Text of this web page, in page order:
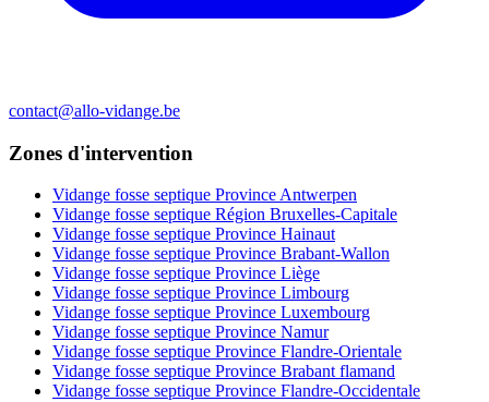
contact@allo-vidange.be
Zones d'intervention
Vidange fosse septique Province Antwerpen
Vidange fosse septique Région Bruxelles-Capitale
Vidange fosse septique Province Hainaut
Vidange fosse septique Province Brabant-Wallon
Vidange fosse septique Province Liège
Vidange fosse septique Province Limbourg
Vidange fosse septique Province Luxembourg
Vidange fosse septique Province Namur
Vidange fosse septique Province Flandre-Orientale
Vidange fosse septique Province Brabant flamand
Vidange fosse septique Province Flandre-Occidentale